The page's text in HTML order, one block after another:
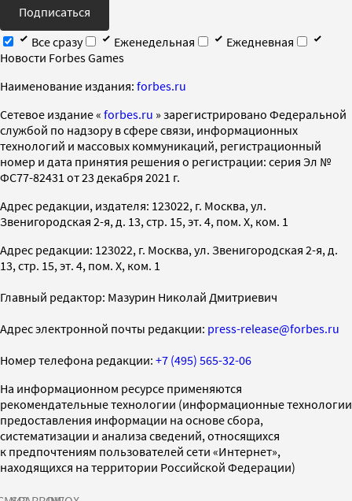
Подписаться
Все сразу
Еженедельная
Ежедневная
Новости Forbes Games
Наименование издания: forbes.ru
Cетевое издание « forbes.ru » зарегистрировано Федеральной
службой по надзору в сфере связи, информационных
технологий и массовых коммуникаций, регистрационный
номер и дата принятия решения о регистрации: серия Эл №
ФС77-82431 от 23 декабря 2021 г.
Адрес редакции, издателя: 123022, г. Москва, ул.
Звенигородская 2-я, д. 13, стр. 15, эт. 4, пом. X, ком. 1
Адрес редакции: 123022, г. Москва, ул. Звенигородская 2-я, д.
13, стр. 15, эт. 4, пом. X, ком. 1
Главный редактор: Мазурин Николай Дмитриевич
Адрес электронной почты редакции: press-release@forbes.ru
Номер телефона редакции: +7 (495) 565-32-06
На информационном ресурсе применяются
рекомендательные технологии (информационные технологии
предоставления информации на основе сбора,
систематизации и анализа сведений, относящихся
к предпочтениям пользователей сети «Интернет»,
находящихся на территории Российской Федерации)